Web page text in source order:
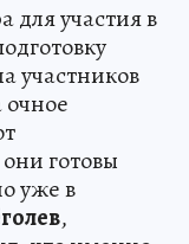
для участия в
участников
готовы
уже в
,